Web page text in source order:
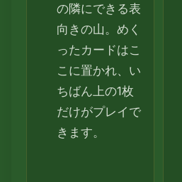
の隣にできる表
向きの山。めく
ったカードはこ
こに置かれ、い
ちばん上の1枚
だけがプレイで
きます。